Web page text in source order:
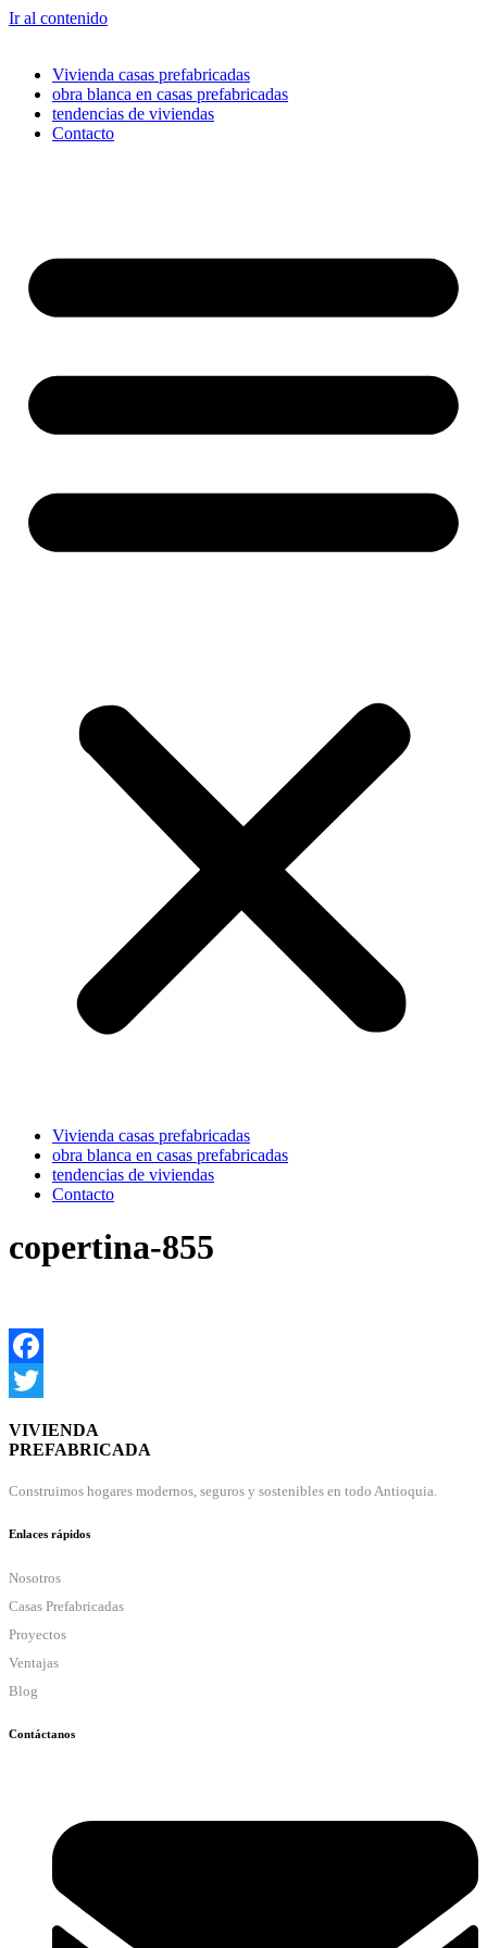
Ir al contenido
Vivienda casas prefabricadas
obra blanca en casas prefabricadas
tendencias de viviendas
Contacto
Vivienda casas prefabricadas
obra blanca en casas prefabricadas
tendencias de viviendas
Contacto
copertina-855
Facebook
VIVIENDA
PREFABRICADA
Construimos hogares modernos, seguros y sostenibles en todo Antioquia.
Enlaces rápidos
Nosotros
Casas Prefabricadas
Proyectos
Ventajas
Blog
Contáctanos